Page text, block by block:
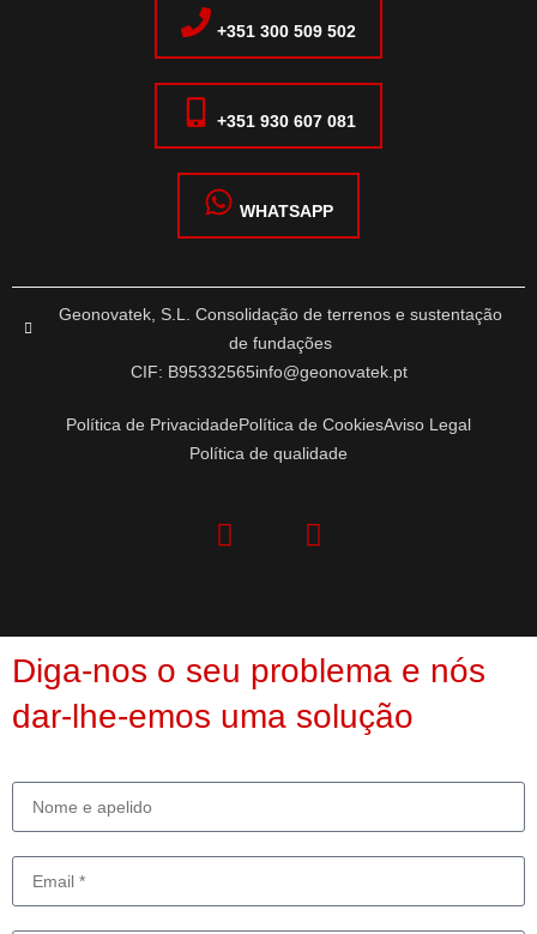
+351 300 509 502
+351 930 607 081
WHATSAPP
Geonovatek, S.L. Consolidação de terrenos e sustentação
de fundações
CIF: B95332565info@geonovatek.pt
Política de PrivacidadePolítica de CookiesAviso Legal
Política de qualidade
Diga-nos o seu problema e nós
dar-lhe-emos uma solução